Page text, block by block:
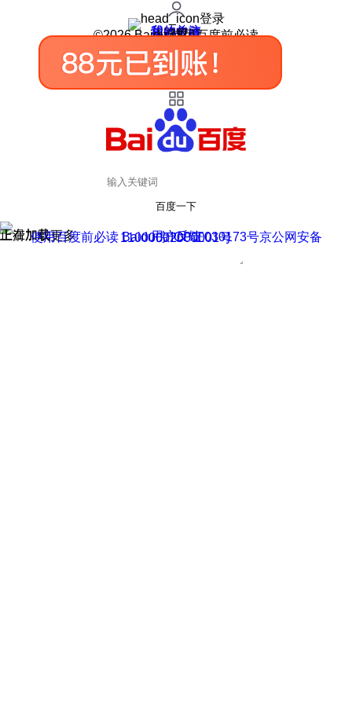
登录
我的关注
我的收藏
皮肤中心
用户反馈
设置
©2026 Baidu 使用百度前必读
百度一下
正在加载
上滑加载更多 用户反馈
使用百度前必读 Baidu 京ICP证030173号
京公网安备11000002000001号